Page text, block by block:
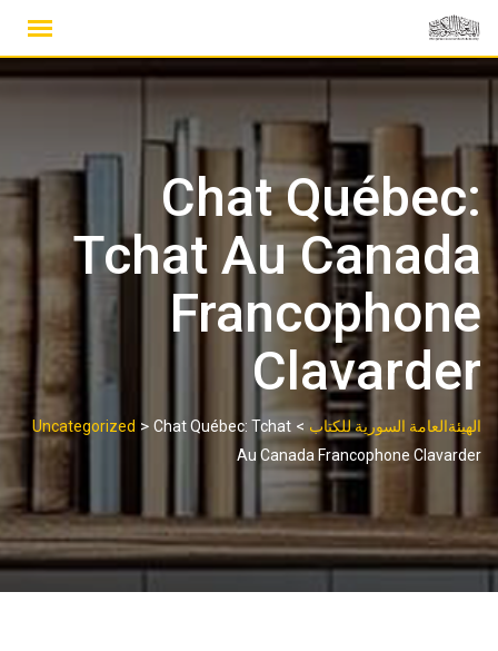
Chat Québec:
Tchat Au Canada
Francophone
Clavarder
الهيئةالعامة السورية للكتاب >
Uncategorized > Chat Québec: Tchat
Au Canada Francophone Clavarder